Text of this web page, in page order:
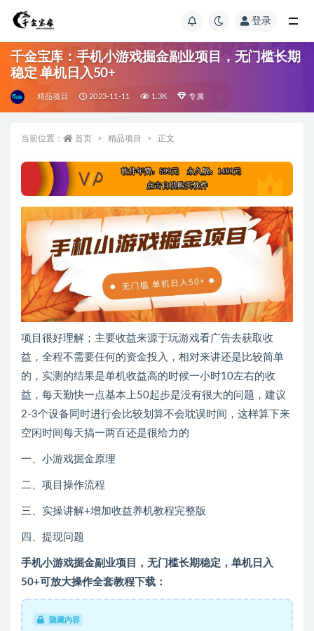
登录
千金宝库：手机小游戏掘金副业项目，无门槛长期
稳定 单机日入50+
精品项目 2023-11-11 1.3K 专属
当前位置： 首页 精品项目 正文
项目很好理解；主要收益来源于玩游戏看广告去获取收
益，全程不需要任何的资金投入，相对来讲还是比较简单
的，实测的结果是单机收益高的时候一小时10左右的收
益，每天勤快一点基本上50起步是没有很大的问题，建议
2-3个设备同时进行会比较划算不会耽误时间，这样算下来
空闲时间每天搞一两百还是很给力的
一、小游戏掘金原理
二、项目操作流程
三、实操讲解+增加收益养机教程完整版
四、提现问题
手机小游戏掘金副业项目，无门槛长期稳定，单机日入
50+可放大操作全套教程下载：
隐藏内容